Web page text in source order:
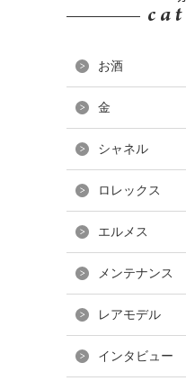
お酒
金
シャネル
ロレックス
エルメス
メンテナンス
レアモデル
インタビュー